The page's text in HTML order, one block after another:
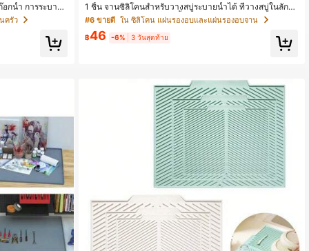
กน้ำ การระบาย
สม สำหรับ หลาก
ครัว
1 ชิ้น จานซิลิโคนสำหรับวางสบู่ระบายน้ำได้ ที่วางสบู่ในลักษ
ณะเว้าช่อง เฟอร์นิเจอร์ขาตั้งวางสบู่ในบ้าน กล่องวางสบู่ระบ
ายน้ำ แผ่นรองซิลิโคนที่ระบายน้ำได้เร็ว เหมาะสำหรับใช้ในค
รัวและห้องน้ำ
#6 ขายดี ใน ซิลิโคน แผ่นรองอบและแผ่นรองอบจาน
฿46 -6% 3 วันสุดท้าย